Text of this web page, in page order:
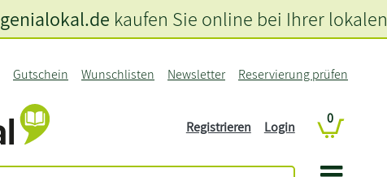
Gutschein Wunschlisten Newsletter Reservierung prüfen
Registrieren Login
0
genialokal.de kaufen Sie online bei Ihrer lokalen